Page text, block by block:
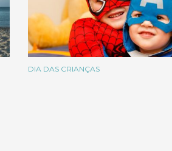
DIA DAS CRIANÇAS